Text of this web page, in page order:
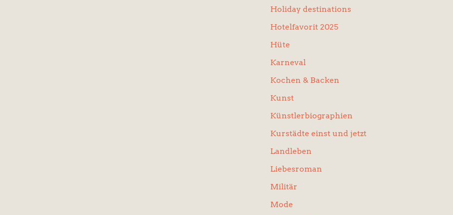
Holiday destinations
Hotelfavorit 2025
Hüte
Karneval
Kochen & Backen
Kunst
Künstlerbiographien
Kurstädte einst und jetzt
Landleben
Liebesroman
Militär
Mode